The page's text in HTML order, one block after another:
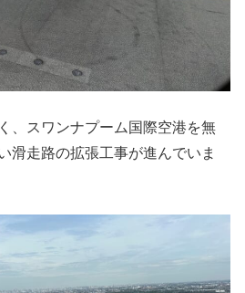
、スワンナプーム国際空港を無
滑走路の拡張工事が進んでいま